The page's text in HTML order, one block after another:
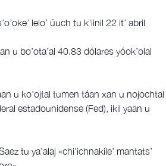
lelo’ úuch tu k’iinil 22 it’ abril
u bo’ota’al 40.83 dólares yóok’olal
u ko’ojtal tumen táan xan u nojochtal
estadounidense (Fed), ikil yaan u
tu ya’alaj «chi’ichnakile’ mantats’